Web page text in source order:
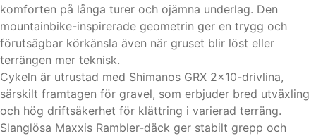
komforten på långa turer och ojämna underlag. Den
mountainbike-inspirerade geometrin ger en trygg och
förutsägbar körkänsla även när gruset blir löst eller
terrängen mer teknisk.
Cykeln är utrustad med Shimanos GRX 2×10-drivlina,
särskilt framtagen för gravel, som erbjuder bred utväxling
och hög driftsäkerhet för klättring i varierad terräng.
Slanglösa Maxxis Rambler-däck ger stabilt grepp och